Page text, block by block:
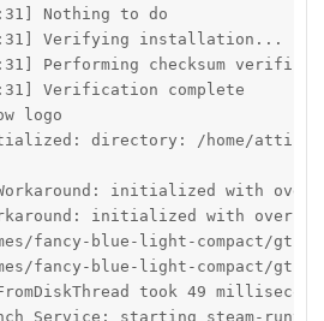
Nothing to do
Verifying installation...
Performing checksum
Verification complete
logo
directory: /home/attila/
Workaround: initialized with
initialized with
fancy-blue-light-compact/
fancy-blue-light-compact/
took 49
Service: starting steam-